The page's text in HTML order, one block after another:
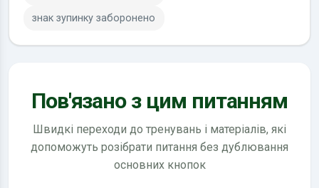
знак зупинку заборонено
Пов'язано з цим питанням
Швидкі переходи до тренувань і матеріалів, які
допоможуть розібрати питання без дублювання
основних кнопок